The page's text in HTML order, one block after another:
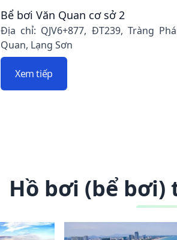
Bể bơi Văn Quan cơ sở 2
Địa chỉ: QJV6+877, ĐT239, Tràng
Quan, Lạng Sơn
Xem tiếp
Hồ bơi (bể